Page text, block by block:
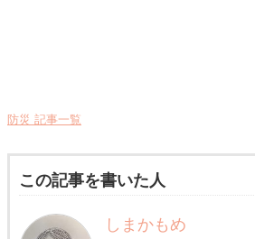
防災 記事一覧
この記事を書いた人
しまかもめ